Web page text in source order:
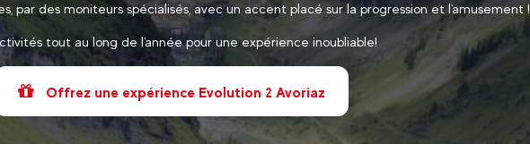
par des moniteurs spécialisés, avec un accent placé sur la progression et l'amusement !
tout au long de l'année pour une expérience inoubliable!
Offrez une expérience Evolution 2 Avoriaz